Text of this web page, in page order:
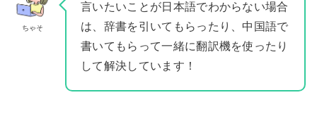
ちゃそ
言いたいことが日本語でわからない場合
は、辞書を引いてもらったり、中国語で
書いてもらって一緒に翻訳機を使ったり
して解決しています！